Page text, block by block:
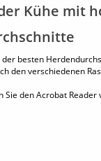
Kühe mit
besten
den verschiedenen
den Acrobat Reader